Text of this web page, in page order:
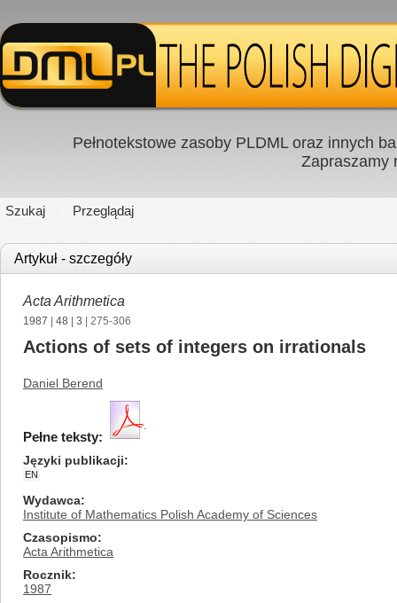
Pełnotekstowe zasoby PLDML oraz innych
Zapraszamy
Szukaj Przeglądaj
Artykuł - szczegóły
Acta Arithmetica
1987 48 3 | 275-306
Actions of sets of integers on irrationals
Daniel Berend
Pełne teksty:
Języki publikacji
EN
Wydawca
Institute of Mathematics Polish Academy of Sciences
Czasopismo
Acta Arithmetica
Rocznik
1987